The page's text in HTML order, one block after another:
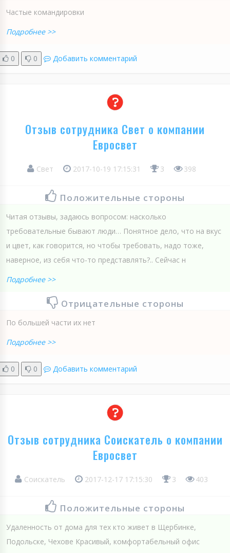
Частые командировки
Подробнее >>
0 0 Добавить комментарий
Отзыв сотрудника Свет о компании
Евросвет
Свет 2017-10-19 17:15:31 3 398
Положительные стороны
Читая отзывы, задаюсь вопросом: насколько
требовательные бывают люди… Понятное дело, что на вкус
и цвет, как говорится, но чтобы требовать, надо тоже,
наверное, из себя что-то представлять?.. Сейчас н
Подробнее >>
Отрицательные стороны
По большей части их нет
Подробнее >>
0 0 Добавить комментарий
Отзыв сотрудника Соискатель о компании
Евросвет
Соискатель 2017-12-17 17:15:30 3 403
Положительные стороны
Удаленность от дома для тех кто живет в Щербинке,
Подольске, Чехове Красивый, комфортабельный офис